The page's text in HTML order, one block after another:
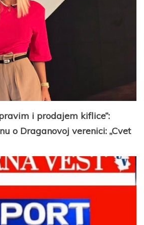
i prodajem kiflice“:
o Draganovoj verenici: „Cvet